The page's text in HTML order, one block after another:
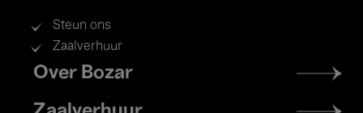
Steun ons
Zaalverhuur
Footer
menu
Over Bozar